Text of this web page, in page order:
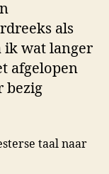
als
ik wat langer
afgelopen
bezig
taal naar